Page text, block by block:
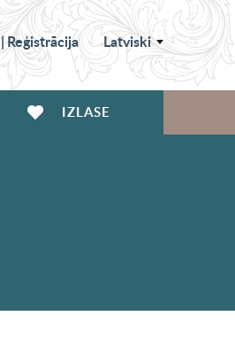
|Reģistrācija Latviski
IZLASE